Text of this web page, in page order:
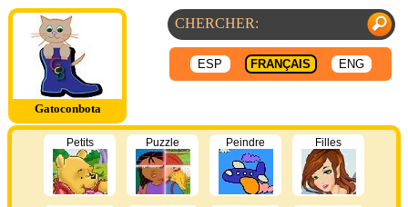
Gatoconbota
ESP FRANÇAIS ENG
Petits Puzzle Peindre Filles